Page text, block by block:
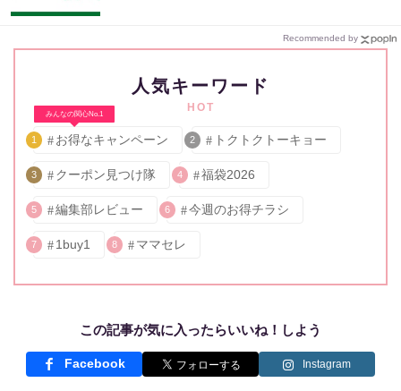
Recommended by
人気キーワード
HOT
みんなの関心No.1
1 お得なキャンペーン 2 トクトクトーキョー
3 クーポン見つけ隊 4 福袋2026
5 編集部レビュー 6 今週のお得チラシ
7 1buy1 8 ママセレ
この記事が気に入ったらいいね！しよう
Facebook Instagram